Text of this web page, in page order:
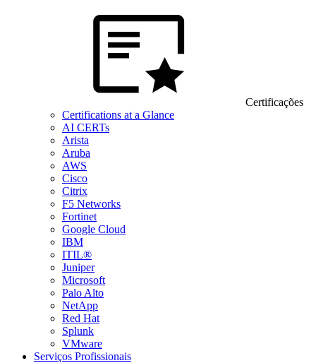
Certificações
Certifications at a Glance
AI CERTs
Arista
Aruba
AWS
Cisco
Citrix
F5 Networks
Fortinet
Google Cloud
IBM
ITIL®
Juniper
Microsoft
Palo Alto
NetApp
Red Hat
Splunk
VMware
Serviços Profissionais